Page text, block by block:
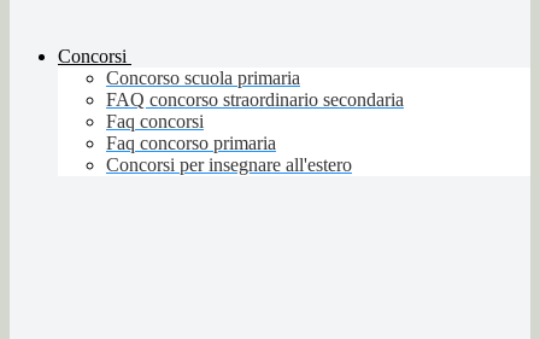
Concorsi
Concorso scuola primaria
FAQ concorso straordinario secondaria
Faq concorsi
Faq concorso primaria
Concorsi per insegnare all'estero